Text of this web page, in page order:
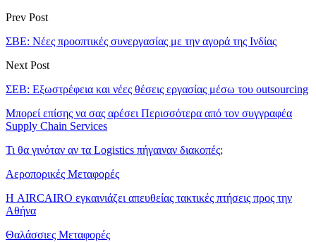
Prev Post
ΣΒΕ: Νέες προοπτικές συνεργασίας με την αγορά της Ινδίας
Next Post
ΣΕΒ: Εξωστρέφεια και νέες θέσεις εργασίας μέσω του outsourcing
Μπορεί επίσης να σας αρέσει Περισσότερα από τον συγγραφέα
Supply Chain Services
Τι θα γινόταν αν τα Logistics πήγαιναν διακοπές;
Αεροπορικές Μεταφορές
Η AIRCAIRO εγκαινιάζει απευθείας τακτικές πτήσεις προς την
Αθήνα
Θαλάσσιες Μεταφορές